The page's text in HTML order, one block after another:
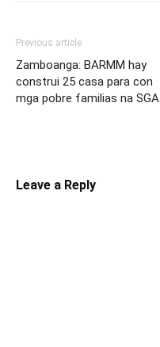
Previous article
Zamboanga: BARMM hay
construi 25 casa para con
mga pobre familias na SGA
Leave a Reply